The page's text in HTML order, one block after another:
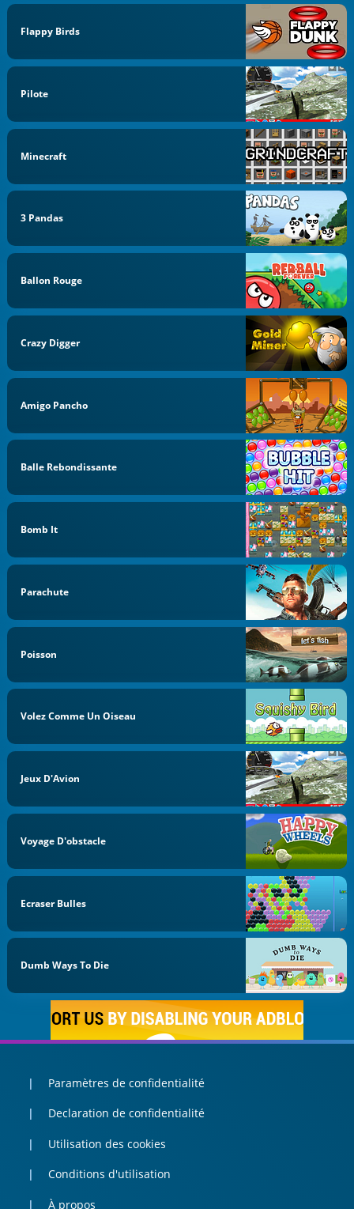
Flappy Birds
Pilote
Minecraft
3 Pandas
Ballon Rouge
Crazy Digger
Amigo Pancho
Balle Rebondissante
Bomb It
Parachute
Poisson
Volez Comme Un Oiseau
Jeux D'Avion
Voyage D'obstacle
Ecraser Bulles
Dumb Ways To Die
Paramètres de confidentialité
Declaration de confidentialité
Utilisation des cookies
Conditions d'utilisation
À propos